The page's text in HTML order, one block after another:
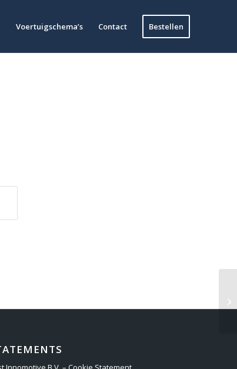
Voertuigschema’s Contact Bestellen